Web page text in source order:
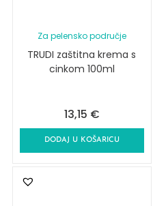
Za pelensko područje
TRUDI zaštitna krema s
cinkom 100ml
13,15 €
DODAJ U KOŠARICU